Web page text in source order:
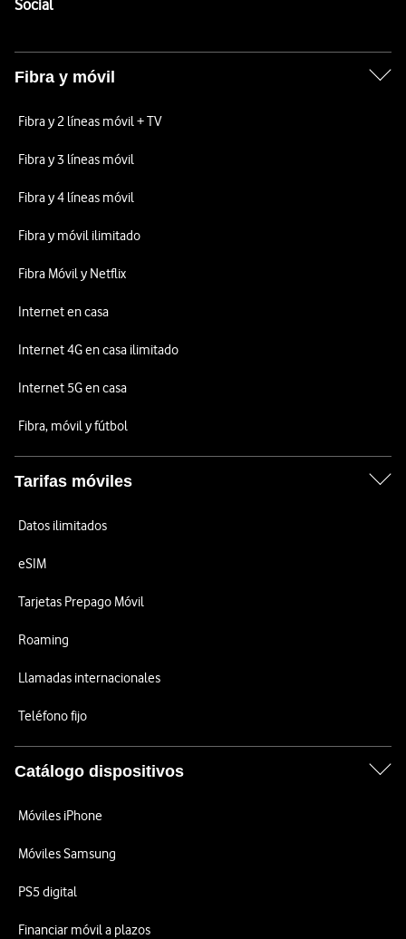
SocialEnlaces a las redes sociales de Vodafone
Fibra y móvil
Fibra y 2 líneas móvil + TV
Fibra y 3 líneas móvil
Fibra y 4 líneas móvil
Fibra y móvil ilimitado
Fibra Móvil y Netflix
Internet en casa
Internet 4G en casa ilimitado
Internet 5G en casa
Fibra, móvil y fútbol
Tarifas móviles
Datos ilimitados
eSIM
Tarjetas Prepago Móvil
Roaming
Llamadas internacionales
Teléfono fijo
Catálogo dispositivos
Móviles iPhone
Móviles Samsung
PS5 digital
Financiar móvil a plazos